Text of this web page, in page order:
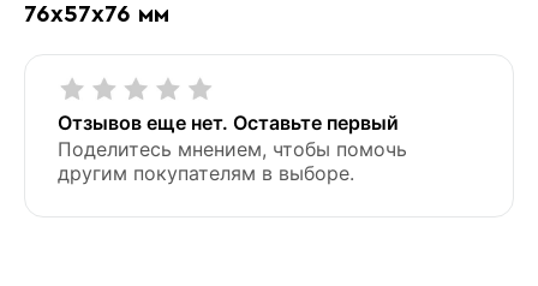
76х57х76 мм
Отзывов еще нет. Оставьте первый
Поделитесь мнением, чтобы помочь
другим покупателям в выборе.